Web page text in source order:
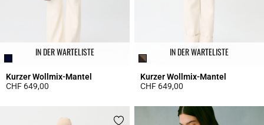
IN DER WARTELISTE
Kurzer Wollmix-Mantel
CHF 649,00
IN DER WARTELISTE
Kurzer Wollmix-Mantel
CHF 649,00